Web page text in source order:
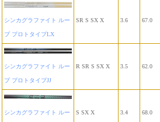
シンカグラファイト ルー
プ プロトタイプLX
SR S SX X 3.6 67.0
シンカグラファイト ルー
プ プロトタイプJJ
R SR S SX X 3.5 62.0
シンカグラファイト ルー S SX X 3.4 68.0